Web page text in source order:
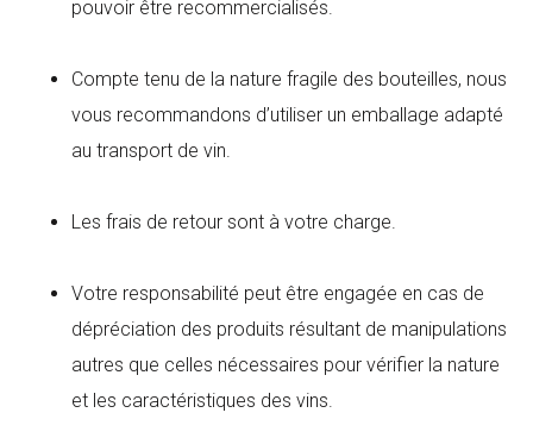
pouvoir être recommercialisés.
Compte tenu de la nature fragile des bouteilles, nous
vous recommandons d’utiliser un emballage adapté
au transport de vin.
Les frais de retour sont à votre charge.
Votre responsabilité peut être engagée en cas de
dépréciation des produits résultant de manipulations
autres que celles nécessaires pour vérifier la nature
et les caractéristiques des vins.